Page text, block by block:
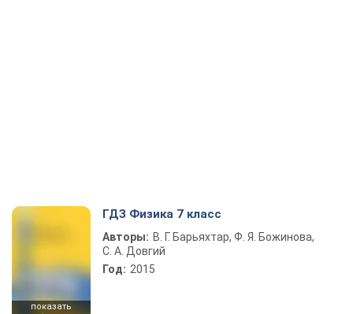
показать
ГДЗ Физика 7 класс
Авторы: В. Г. Барьяхтар, Ф. Я. Божинова,
С. А. Довгий
Год: 2015